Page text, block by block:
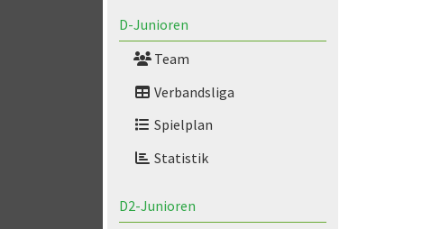
D-Junioren
Team
Verbandsliga
Spielplan
Statistik
D2-Junioren